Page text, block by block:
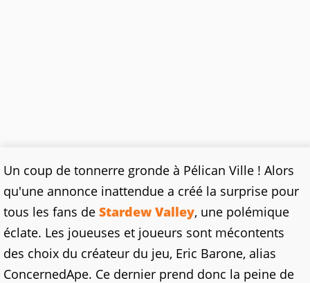
Un coup de tonnerre gronde à Pélican Ville ! Alors
qu'une annonce inattendue a créé la surprise pour
tous les fans de Stardew Valley, une polémique
éclate. Les joueuses et joueurs sont mécontents
des choix du créateur du jeu, Eric Barone, alias
ConcernedApe. Ce dernier prend donc la peine de